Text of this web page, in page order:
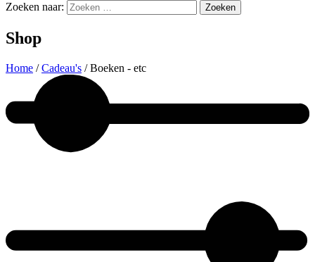
Zoeken naar:
Shop
Home /Cadeau's / Boeken - etc